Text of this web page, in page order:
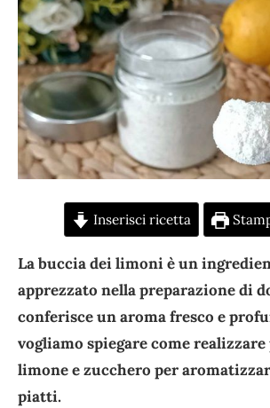
Inserisci ricetta
La buccia dei limoni è un
apprezzato nella preparazione di
conferisce un aroma fresco e
vogliamo spiegare come
limone e zucchero per
piatti.